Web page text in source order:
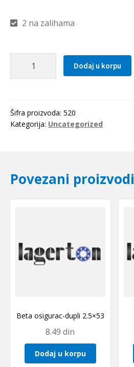
2 na zalihama
1.1/8)
RHP
Dodaj u korpu
Šifra proizvoda: 520
Kategorija: Uncategorized
Povezani proizvodi
Beta osigurac-dupli 2.5×53
8.49din
Dodaj u korpu